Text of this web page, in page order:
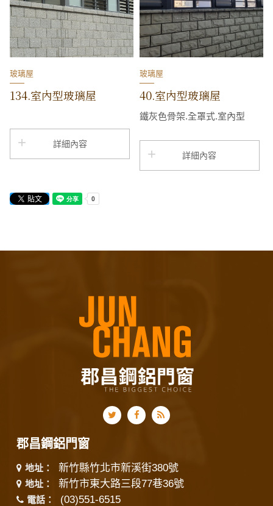
玻璃屋
134.室內型玻璃屋
詳細內容
玻璃屋
40.室內型玻璃屋
鐵灰色骨架.全罩式.室內型
詳細內容
郡昌鋼鋁門窗
地址： 新竹縣竹北市新溪街380號
地址： 新竹市東大路三段77巷36號
電話： (03)551-6515